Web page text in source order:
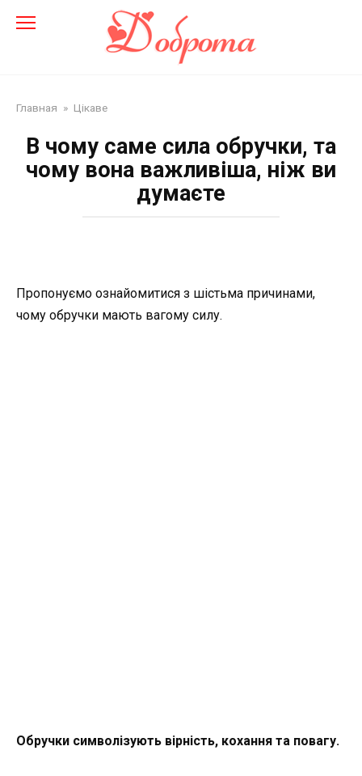
Главная » Цікаве
В чому саме сила обручки, та
чому вона важливіша, ніж ви
думаєте
Пропонуємо ознайомитися з шістьма причинами,
чому обручки мають вагому силу.
Обручки символізують вірність, кохання та повагу.